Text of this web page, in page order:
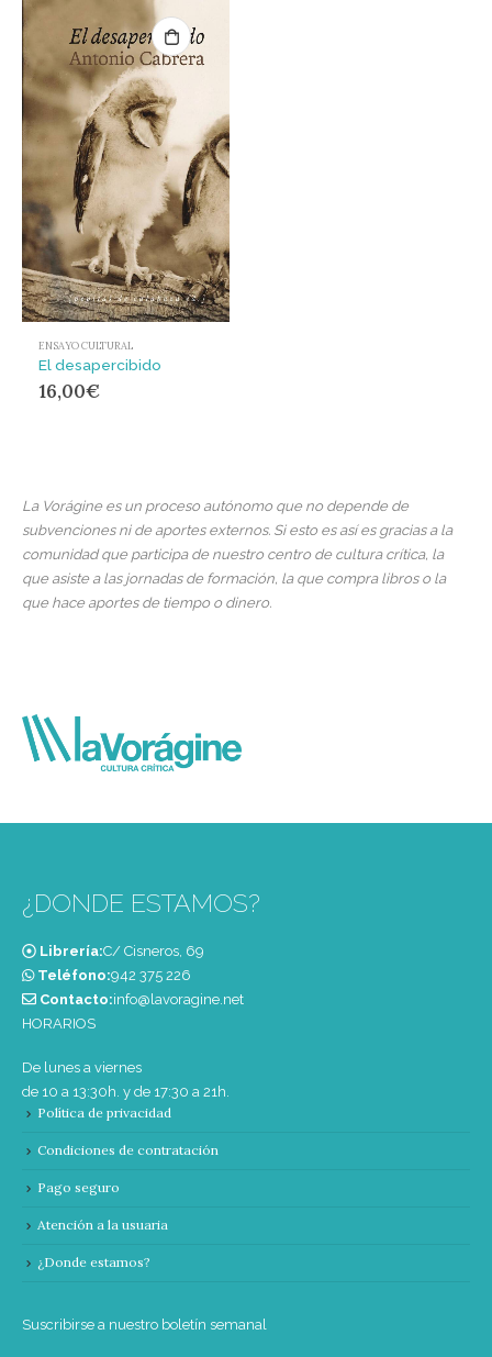
ENSAYO CULTURAL
El desapercibido
16,00€
La Vorágine es un proceso autónomo que no depende de
subvenciones ni de aportes externos. Si esto es así es gracias a la
comunidad que participa de nuestro centro de cultura crítica, la
que asiste a las jornadas de formación, la que compra libros o la
que hace aportes de tiempo o dinero.
¿DONDE ESTAMOS?
Librería:C/ Cisneros, 69
Teléfono:‭942 375 226‬
Contacto:info@lavoragine.net
HORARIOS
De lunes a viernes
de 10 a 13:30h. y de 17:30 a 21h.
Política de privacidad
Condiciones de contratación
Pago seguro
Atención a la usuaria
¿Donde estamos?
Suscribirse a nuestro boletín semanal